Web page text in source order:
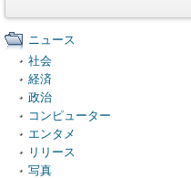
ニュース
社会
経済
政治
コンピューター
エンタメ
リリース
写真